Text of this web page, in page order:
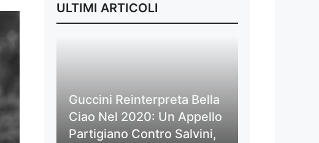
ULTIMI ARTICOLI
Guccini Reinterpreta Bella
Ciao Nel 2020: Un Appello
Partigiano Contro Salvini,